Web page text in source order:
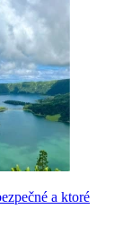
a ktoré